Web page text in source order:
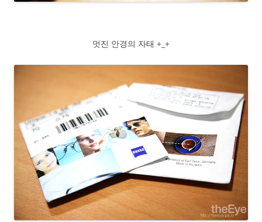
멋진 안경의 자태 +_+